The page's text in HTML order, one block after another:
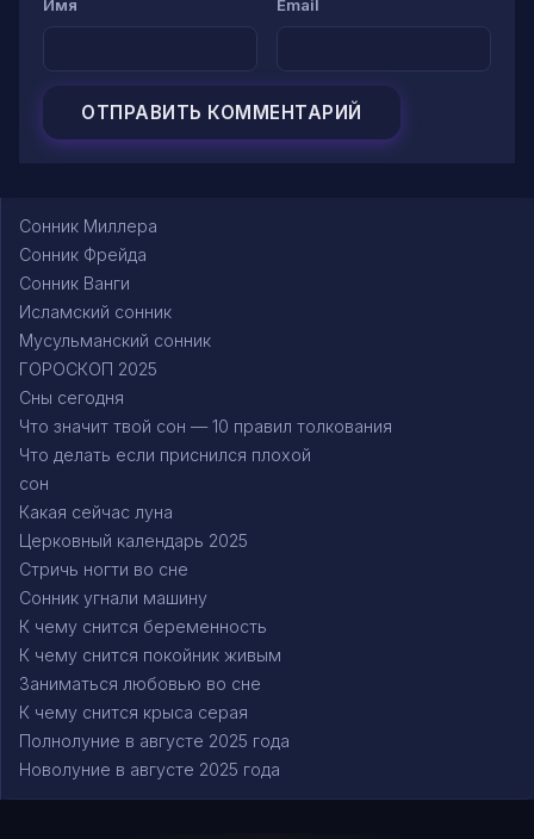
Имя Email
Сонник Миллера
Сонник Фрейда
Сонник Ванги
Исламский сонник
Мусульманский сонник
ГОРОСКОП 2025
Сны сегодня
Что значит твой сон — 10 правил толкования
Что делать если приснился плохой
сон
Какая сейчас луна
Церковный календарь 2025
Стричь ногти во сне
Сонник угнали машину
К чему снится беременность
К чему снится покойник живым
Заниматься любовью во сне
К чему снится крыса серая
Полнолуние в августе 2025 года
Новолуние в августе 2025 года